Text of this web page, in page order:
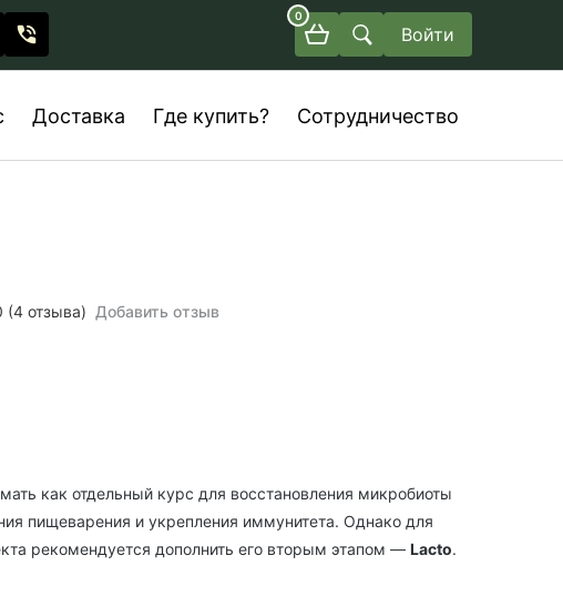
0
Войти
Доставка Где купить? Сотрудничество
(4 отзыва) Добавить отзыв
как отдельный курс для восстановления микробиоты
пищеварения и укрепления иммунитета. Однако для
рекомендуется дополнить его вторым этапом — Lacto.